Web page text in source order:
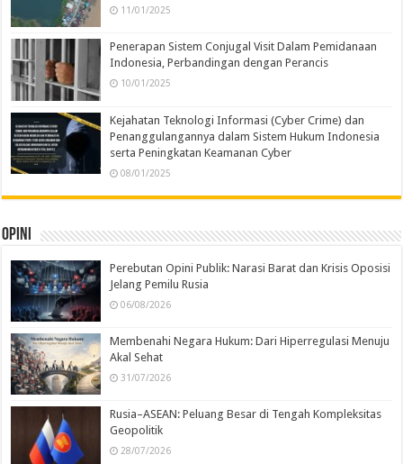
11/01/2025
Penerapan Sistem Conjugal Visit Dalam Pemidanaan
Indonesia, Perbandingan dengan Perancis
10/01/2025
Kejahatan Teknologi Informasi (Cyber Crime) dan
Penanggulangannya dalam Sistem Hukum Indonesia
serta Peningkatan Keamanan Cyber
08/01/2025
Opini
Perebutan Opini Publik: Narasi Barat dan Krisis Oposisi
Jelang Pemilu Rusia
06/08/2026
Membenahi Negara Hukum: Dari Hiperregulasi Menuju
Akal Sehat
31/07/2026
Rusia–ASEAN: Peluang Besar di Tengah Kompleksitas
Geopolitik
28/07/2026